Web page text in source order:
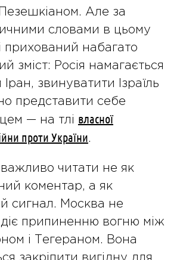
Але за
словами в цьому
прихований набагато
зміст: Росія намагається
Іран, звинуватити Ізраїль
представити себе
— на тлі власної
проти України.
читати не як
коментар, а як
сигнал. Москва не
припиненню вогню між
і Тегераном. Вона
закріпити вигідну для